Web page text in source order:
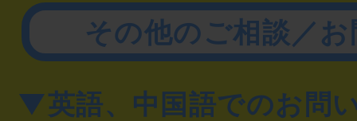
その他のご相談／
▼英語、中国語でのお問